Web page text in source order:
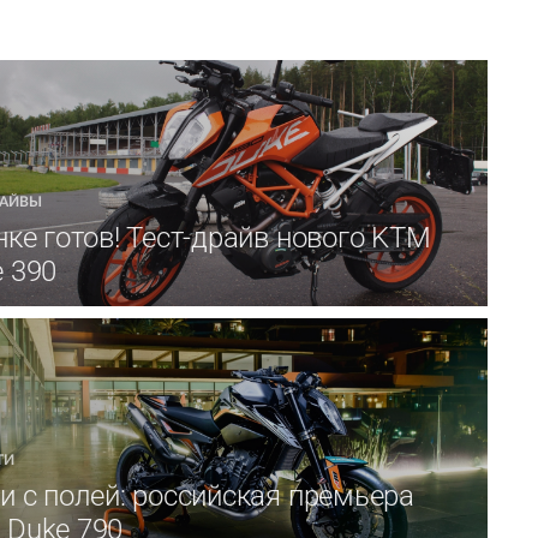
готов! Тест-драйв нового KTM
390
с полей: российская премьера
790